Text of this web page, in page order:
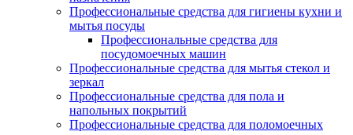
Профессиональные средства для гигиены кухни и
мытья посуды
Профессиональные средства для
посудомоечных машин
Профессиональные средства для мытья стекол и
зеркал
Профессиональные средства для пола и
напольных покрытий
Профессиональные средства для поломоечных